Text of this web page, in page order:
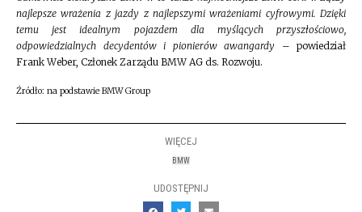
najlepsze wrażenia z jazdy z najlepszymi wrażeniami cyfrowymi. Dzięki
temu jest idealnym pojazdem dla myślących przyszłościowo,
odpowiedzialnych decydentów i pionierów awangardy – powiedział
Frank Weber, Członek Zarządu BMW AG ds. Rozwoju.
Źródło: na podstawie BMW Group
WIĘCEJ
BMW
UDOSTĘPNIJ